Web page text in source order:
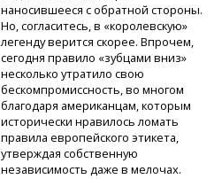
наносившееся с обратной стороны.
Но, согласитесь, в «королевскую»
легенду верится скорее. Впрочем,
сегодня правило «зубцами вниз»
несколько утратило свою
бескомпромиссность, во многом
благодаря американцам, которым
исторически нравилось ломать
правила европейского этикета,
утверждая собственную
независимость даже в мелочах.